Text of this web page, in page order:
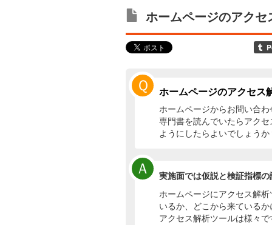
ホームページのアク
Ｑ ホームページのアクセス
ホームページからお問い合
専門書を読んでいたらアク
ようにしたらよいでしょうか
Ａ
実施面では仮説と検証指標
ホームページにアクセス解
いるか、どこから来ている
アクセス解析ツールは様々